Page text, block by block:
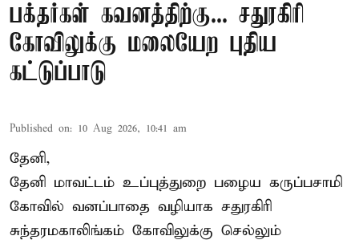
பக்தர்கள் கவனத்திற்கு... சதுரகிரி
கோவிலுக்கு மலையேற புதிய
கட்டுப்பாடு
Published on: 10 Aug 2026, 10:41 am
தேனி,
தேனி மாவட்டம் உப்புத்துறை பழைய கருப்பசாமி
கோவில் வனப்பாதை வழியாக சதுரகிரி
சுந்தரமகாலிங்கம் கோவிலுக்கு செல்லும்